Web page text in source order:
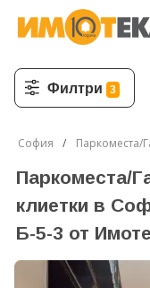
Филтри 3
София Паркоместа/
Паркоместа/
клиетки в
Б-5-3 от